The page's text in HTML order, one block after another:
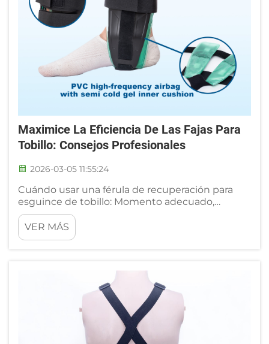
Maximice La Eficiencia De Las Fajas Para
Tobillo: Consejos Profesionales
2026-03-05 11:55:24
Cuándo usar una férula de recuperación para
esguince de tobillo: Momento adecuado,
duración y fases clínicas. Fase aguda (0–72 h):
Inmovilización frente a movimiento controlado:
lo que indican las evidencias. El primer paso en
VER MÁS